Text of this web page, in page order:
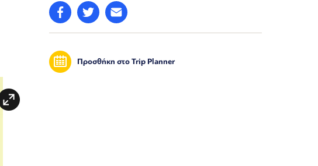
Προσθήκη στο Trip Planner